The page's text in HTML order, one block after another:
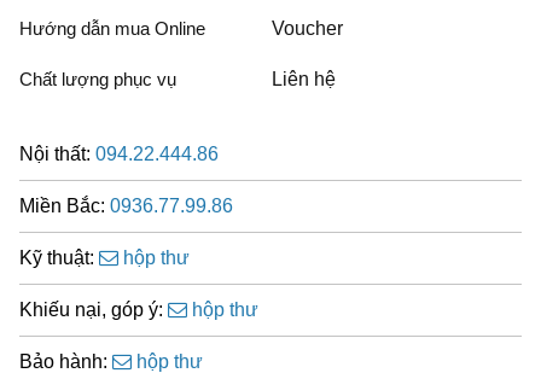
Hướng dẫn mua Online
Chất lượng phục vụ
Voucher
Liên hệ
Nội thất: 094.22.444.86
Miền Bắc: 0936.77.99.86
Kỹ thuật: hộp thư
Khiếu nại, góp ý: hộp thư
Bảo hành: hộp thư